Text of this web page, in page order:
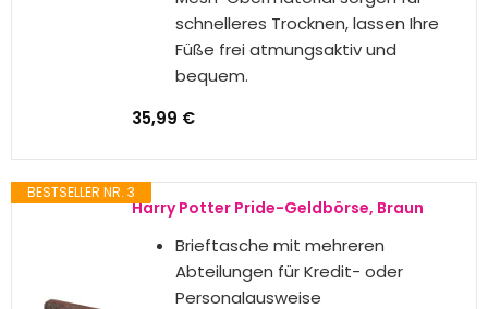
Zum Vergleichssieger Jetzt kaufen
Pride.Direct® Trans Schnürsenkel | LGBT
Rainbow Shoelaces | LGBTQ+ | Pride
🏳️‍⚧️ Transsexuelle Schnürsenkel
mehr Farbe und Ausdruck zu Ihrem
Look hinzufügen wollen. Mit den